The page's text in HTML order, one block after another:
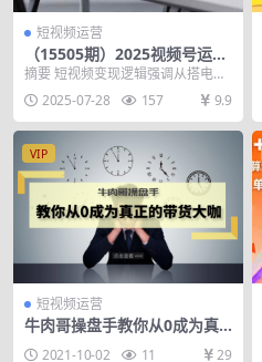
短视频运营
（15505期）2025视频号运营
实战：零粉丝开播策略，橱窗
摘要 短视频变现逻辑强调从搭电账
号、养号、剪辑到发布作品的顺
序，同时提出面对镜头...
2025-07-28 157 9.9
VIP
短视频运营
牛肉哥操盘手教你从0成为真
2021-10-02 11 29